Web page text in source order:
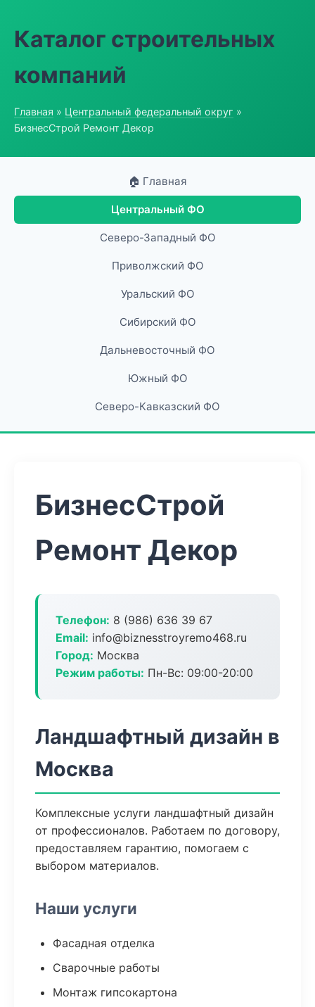
Каталог строительных
компаний
Главная » Центральный федеральный округ »
БизнесСтрой Ремонт Декор
🏠 Главная
Центральный ФО
Северо-Западный ФО
Приволжский ФО
Уральский ФО
Сибирский ФО
Дальневосточный ФО
Южный ФО
Северо-Кавказский ФО
БизнесСтрой
Ремонт Декор
Телефон: 8 (986) 636 39 67
Email: info@biznesstroyremo468.ru
Город: Москва
Режим работы: Пн-Вс: 09:00-20:00
Ландшафтный дизайн в
Москва
Комплексные услуги ландшафтный дизайн
от профессионалов. Работаем по договору,
предоставляем гарантию, помогаем с
выбором материалов.
Наши услуги
Фасадная отделка
Сварочные работы
Монтаж гипсокартона